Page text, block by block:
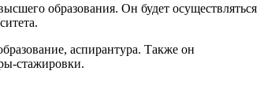
образования. Он будет осуществляться
аспирантура. Также он
стажировки.